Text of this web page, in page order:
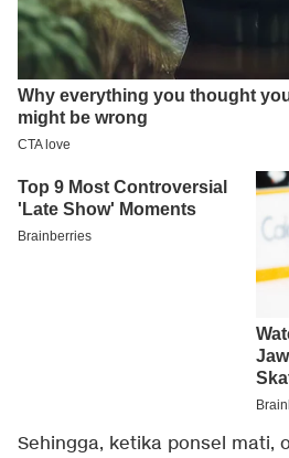
Sehingga, ketika ponsel mati,